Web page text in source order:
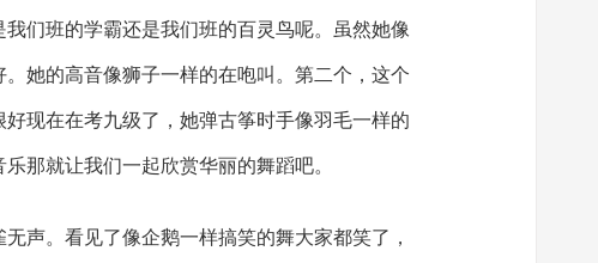
们班的学霸还是我们班的百灵鸟呢。虽然她像
她的高音像狮子一样的在咆叫。第二个，这个
现在在考九级了，她弹古筝时手像羽毛一样的
那就让我们一起欣赏华丽的舞蹈吧。
声。看见了像企鹅一样搞笑的舞大家都笑了，